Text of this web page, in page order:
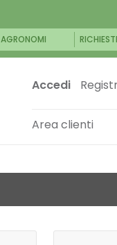
AGRONOMI
Accedi
Area clienti